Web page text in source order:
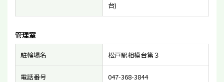
台)
管理室
駐輪場名 松戸駅相模台第３
電話番号 047-368-3844